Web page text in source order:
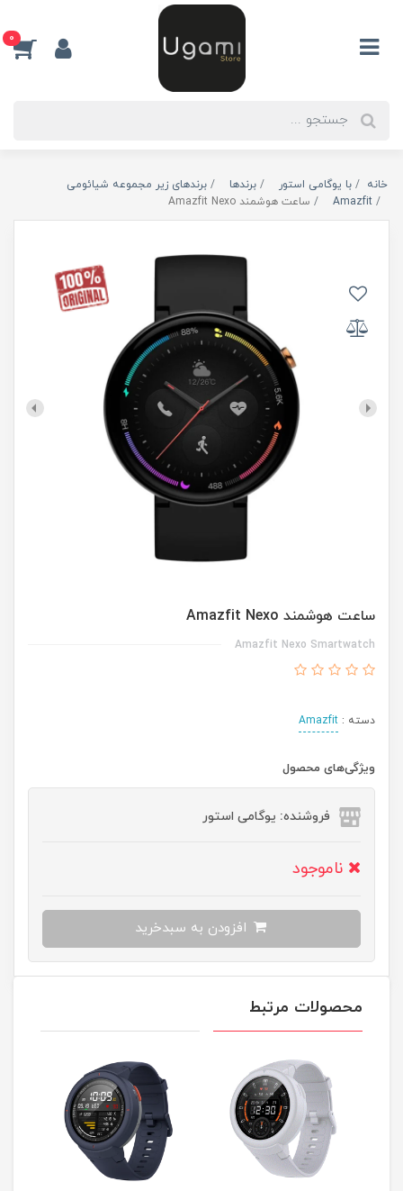
0
خانه با یوگامی استور برندها
برندهای زیر مجموعه شیائومی
Amazfit
ساعت هوشمند Amazfit Nexo
ساعت هوشمند Amazfit Nexo
Amazfit Nexo Smartwatch
دسته : Amazfit
ویژگی‌های محصول
فروشنده: یوگامی استور
ناموجود
محصولات مرتبط